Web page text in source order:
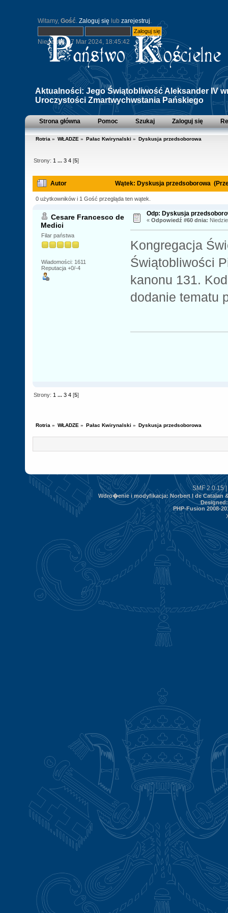
Witamy, Gość. Zaloguj się lub zarejestruj.
Niedziela, 17 Mar 2024, 18:45:42
Aktualności: Jego Świątobliwość Aleksander IV
Uroczystości Zmartwychwstania Pańskiego
Strona główna Pomoc Szukaj Zaloguj się
Rotria » WŁADZE » Pałac Kwirynalski » Dyskusja przedsoborowa
Strony:1 ...3 4 [5]
Autor Wątek: Dyskusja przedsoborowa
0 użytkowników i 1 Gość przegląda ten wątek.
Cesare Francesco de
Medici
Filar państwa
Wiadomości: 1611
Reputacja +0/-4
Odp: Dyskusja
« Odpowiedź #60 dnia:
Kongregacja
Świątobliwości
kanonu 131.
dodanie tematu
Strony:1 ...3 4 [5]
Rotria » WŁADZE » Pałac Kwirynalski » Dyskusja przedsoborowa
SMF 2.0.15|
Wdro�enie i modyfikacja: Norbert I de Catalan
PHP-Fusion 2008-